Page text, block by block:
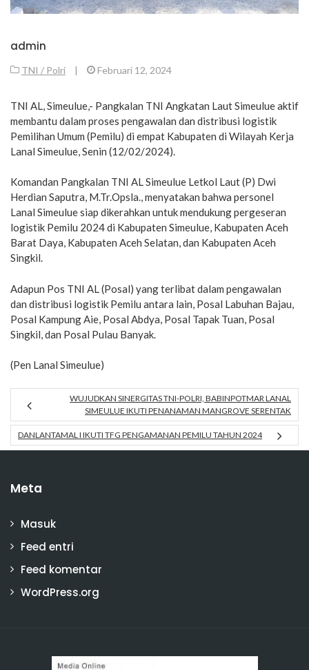
admin
TNI / Polri | Februari 12, 2024
TNI AL, Simeulue,- Pangkalan TNI Angkatan Laut Simeulue aktif
membantu dalam proses pengawalan dan distribusi logistik
Pemilihan Umum (Pemilu) di empat Kabupaten di Wilayah Kerja
Lanal Simeulue, Senin (12/02/2024).
Komandan Pangkalan TNI AL Simeulue Letkol Laut (P) Dwi
Herdian Saputra, M.Tr.Opsla., menyatakan bahwa personel
Lanal Simeulue siap dikerahkan untuk mendukung pergeseran
logistik Pemilu 2024 di Kabupaten Simeulue, Kabupaten Aceh
Barat Daya, Kabupaten Aceh Selatan, dan Kabupaten Aceh
Singkil.
Adapun Pos TNI AL (Posal) yang terlibat dalam pengawalan
dan distribusi logistik Pemilu antara lain, Posal Labuhan Bajau,
Posal Kampung Aie, Posal Abdya, Posal Tapak Tuan, Posal
Singkil, dan Posal Pulau Banyak.
(Pen Lanal Simeulue)
WUJUDKAN SINERGITAS TNI-POLRI, BABINPOTMAR LANAL
SIMEULUE IKUTI PENANAMAN MANGROVE SERENTAK
DANLANTAMAL I IKUTI TFG PENGAMANAN PEMILU TAHUN 2024
Meta
Masuk
Feed entri
Feed komentar
WordPress.org